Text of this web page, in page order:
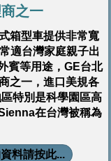
之一
箱型車提供非常寬
適台灣家庭親子出
賓等用途，GE台北
之一，進口美規各
特別是科學園區高
在台灣被稱為
料請按此...